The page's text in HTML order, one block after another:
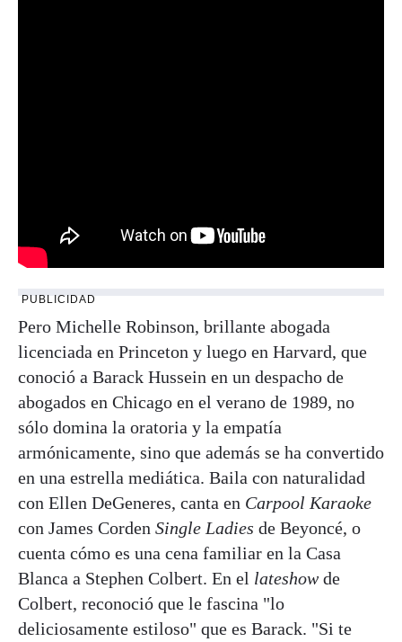
PUBLICIDAD
Pero Michelle Robinson, brillante abogada
licenciada en Princeton y luego en Harvard, que
conoció a Barack Hussein en un despacho de
abogados en Chicago en el verano de 1989, no
sólo domina la oratoria y la empatía
armónicamente, sino que además se ha convertido
en una estrella mediática. Baila con naturalidad
con Ellen DeGeneres, canta en Carpool Karaoke
con James Corden Single Ladies de Beyoncé, o
cuenta cómo es una cena familiar en la Casa
Blanca a Stephen Colbert. En el lateshow de
Colbert, reconoció que le fascina "lo
deliciosamente estiloso" que es Barack. "Si te